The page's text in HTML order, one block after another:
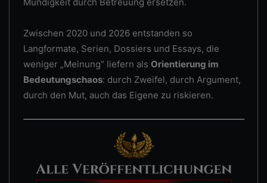
Zwischen 2020 und 2026 entstanden so
Langformate, Serien, Dossiers und Essays, die
weniger „Meinung“ liefern als Orientierung im
Bedeutungschaos: durch Zweifel, durch Argument,
durch den Mut, auch das Eigene zu riskieren.